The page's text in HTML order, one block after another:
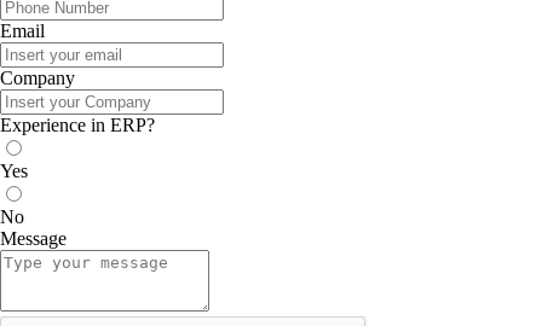
Email
Company
Experience in ERP?
Yes
No
Message